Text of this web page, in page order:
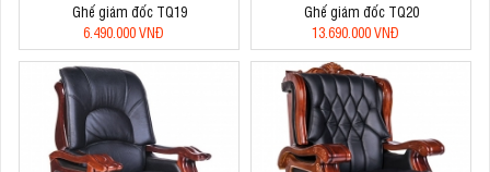
Ghế giám đốc TQ19
6.490.000 VNĐ
Ghế giám đốc TQ20
13.690.000 VNĐ